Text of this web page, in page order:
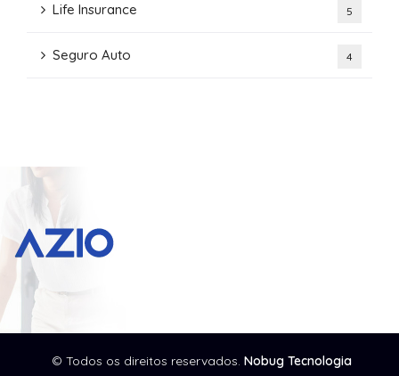
Life Insurance 5
Seguro Auto 4
© Todos os direitos reservados. Nobug Tecnologia